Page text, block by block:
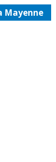
Mayenne